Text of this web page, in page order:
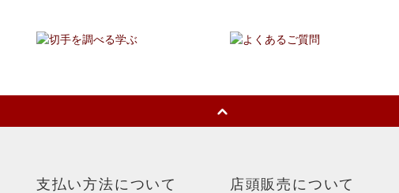
支払い方法について 店頭販売について